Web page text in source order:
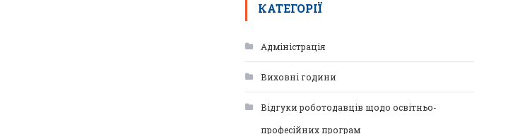
КАТЕГОРІЇ
Адміністрація
Виховні години
Відгуки роботодавців щодо освітньо-
професійних програм